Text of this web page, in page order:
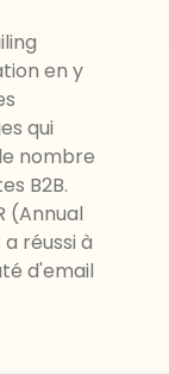
en y
qui
nombre
B2B.
(Annual
réussi à
d'email